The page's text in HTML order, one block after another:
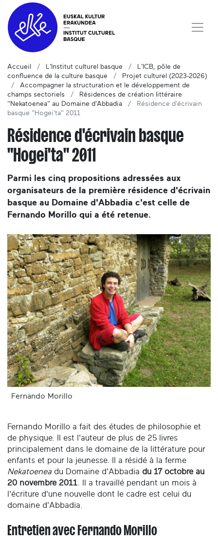
Accueil L'Institut culturel basque
L'ICB, pôle de
confluence de la culture basque
Projet culturel (2023-2026)
Accompagner la structuration et le développement de
champs sectoriels
Résidences de création littéraire
"Nekatoenea" au Domaine d'Abbadia
Résidence d'écrivain
basque "Hogei'ta" 2011
Résidence d'écrivain basque
"Hogei'ta" 2011
Parmi les cinq propositions adressées aux
organisateurs de la première résidence d'écrivain
basque au Domaine d'Abbadia c'est celle de
Fernando Morillo qui a été retenue.
Fernando Morillo
Fernando Morillo a fait des études de philosophie et
de physique. Il est l'auteur de plus de 25 livres
principalement dans le domaine de la littérature pour
enfants et pour la jeunesse. Il a résidé à la ferme
Nekatoenea du Domaine d'Abbadia du 17 octobre au
20 novembre 2011 . Il a travaillé pendant un mois à
l'écriture d'une nouvelle dont le cadre est celui du
domaine d'Abbadia.
Entretien avec Fernando Morillo